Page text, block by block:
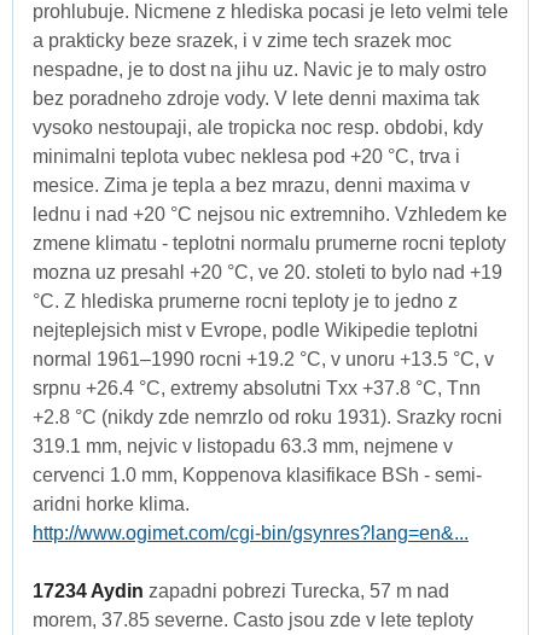
prohlubuje. Nicmene z hlediska pocasi je leto velmi tele
a prakticky beze srazek, i v zime tech srazek moc
nespadne, je to dost na jihu uz. Navic je to maly ostro
bez poradneho zdroje vody. V lete denni maxima tak
vysoko nestoupaji, ale tropicka noc resp. obdobi, kdy
minimalni teplota vubec neklesa pod +20 °C, trva i
mesice. Zima je tepla a bez mrazu, denni maxima v
lednu i nad +20 °C nejsou nic extremniho. Vzhledem ke
zmene klimatu - teplotni normalu prumerne rocni teploty
mozna uz presahl +20 °C, ve 20. stoleti to bylo nad +19
°C. Z hlediska prumerne rocni teploty je to jedno z
nejteplejsich mist v Evrope, podle Wikipedie teplotni
normal 1961–1990 rocni +19.2 °C, v unoru +13.5 °C, v
srpnu +26.4 °C, extremy absolutni Txx +37.8 °C, Tnn
+2.8 °C (nikdy zde nemrzlo od roku 1931). Srazky rocni
319.1 mm, nejvic v listopadu 63.3 mm, nejmene v
cervenci 1.0 mm, Koppenova klasifikace BSh - semi-
aridni horke klima.
http://www.ogimet.com/cgi-bin/gsynres?lang=en&...
17234 Aydin zapadni pobrezi Turecka, 57 m nad
morem, 37.85 severne. Casto jsou zde v lete teploty